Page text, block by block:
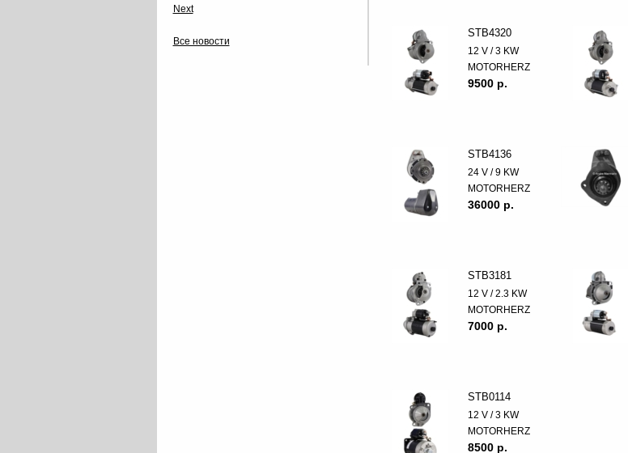
STB4320
12 V / 3 KW
MOTORHERZ
9500 p.
STB4136
24 V / 9 KW
MOTORHERZ
36000 p.
STB3181
12 V / 2.3 KW
MOTORHERZ
7000 p.
STB0114
12 V / 3 KW
MOTORHERZ
8500 p.
Next
Все новости